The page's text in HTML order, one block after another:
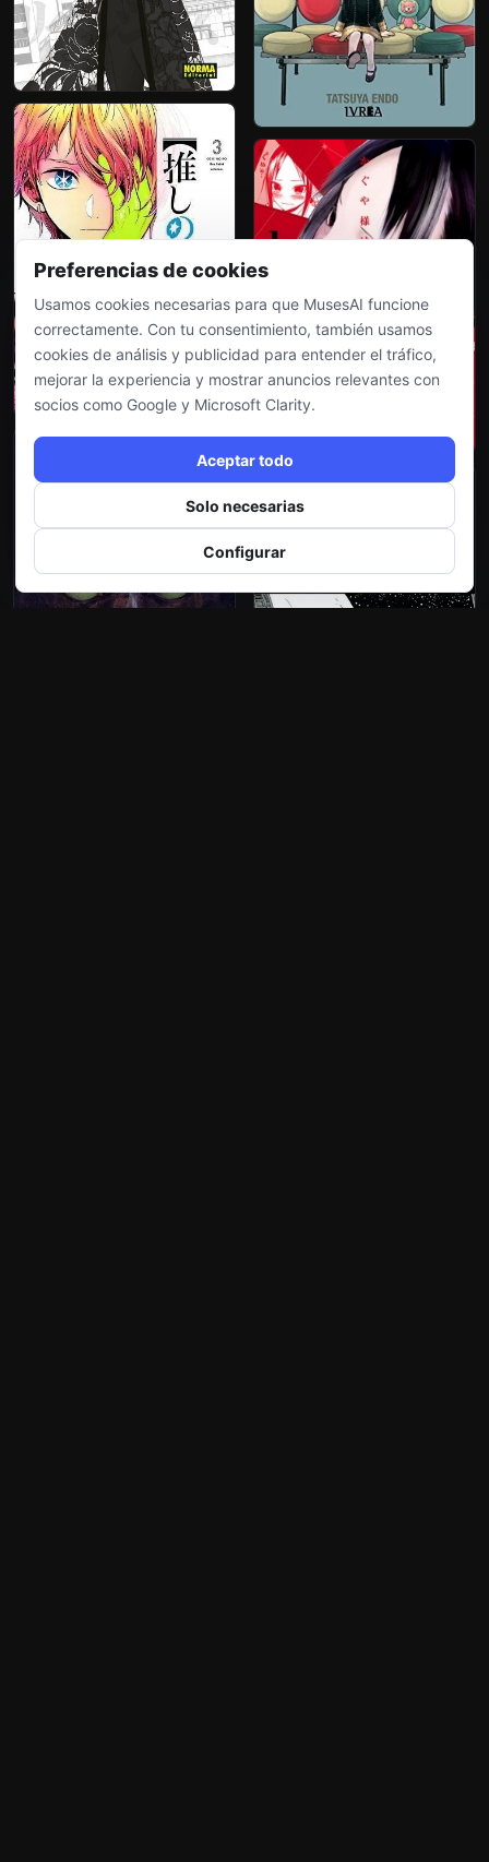
Preferencias de cookies
Usamos cookies necesarias para que MusesAI funcione
correctamente. Con tu consentimiento, también usamos
cookies de análisis y publicidad para entender el tráfico,
mejorar la experiencia y mostrar anuncios relevantes con
socios como Google y Microsoft Clarity.
Aceptar todo
Solo necesarias
Configurar